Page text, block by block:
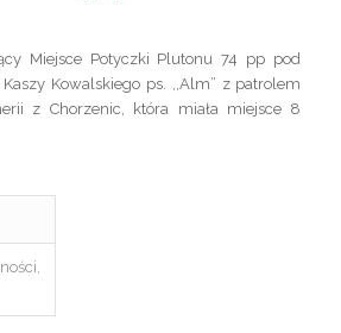
Miejsce Potyczki Plutonu 74 pp pod
Kowalskiego ps. ,,Alm” z patrolem
z Chorzenic, która miała miejsce 8